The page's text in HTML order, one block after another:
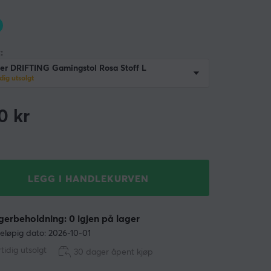
DRIFTING Gamingstol Rosa Stoff L
utsolgt
kr
LEGG I HANDLEKURVEN
dato: 2026-10-01
utsolgt
0 igjen på lager
30 dager åpent kjøp